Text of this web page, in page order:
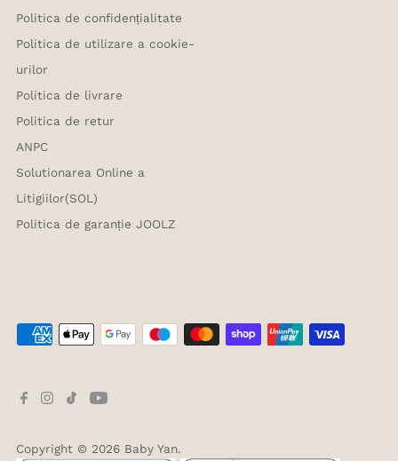
Politica de confidențialitate
Politica de utilizare a cookie-
urilor
Politica de livrare
Politica de retur
ANPC
Solutionarea Online a
Litigiilor(SOL)
Politica de garanție JOOLZ
Copyright © 2026 Baby Yan.